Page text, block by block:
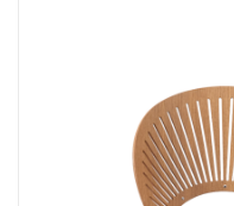
GIFTS & DECORATIVE 禮品